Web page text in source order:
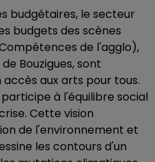
budgétaires, le secteur
budgets des scènes
de l'agglo),
Bouzigues, sont
aux arts pour tous.
à l'équilibre social
Cette vision
de l'environnement et
les contours d'un